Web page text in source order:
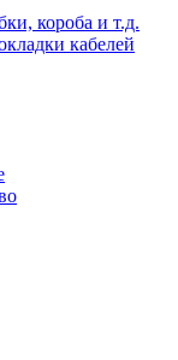
короба и т.д.
кабелей